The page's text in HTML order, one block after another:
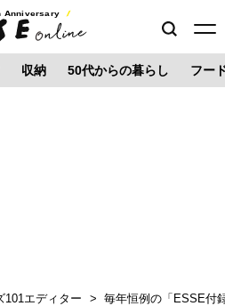
Anniversary
収納 50代からの暮らし フー
101エディター 毎年恒例の「ESSE付